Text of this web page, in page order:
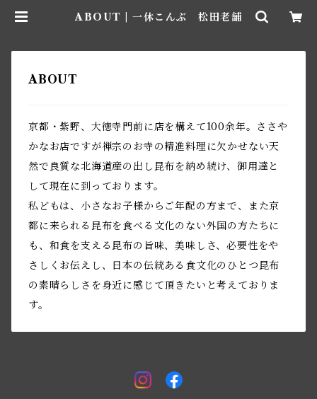
ABOUT | 一休こんぶ 松田老舗
ABOUT
京都・紫野、大徳寺門前に店を構えて100余年。ささや
かなお店ですが禅宗のお寺の精進料理に欠かせない天
然で良質な北海道産の出し昆布を納め続け、御用達と
して現在に到っております。
私どもは、小さなお子様からご年配の方まで、また京
都に来られる昆布を食べる文化のない外国の方たちに
も、和食を支える昆布の旨味、美味しさ、必要性をや
さしくお伝えし、日本の伝統ある食文化のひとつ昆布
の素晴らしさを身近に感じて頂きたいと考えておりま
す。